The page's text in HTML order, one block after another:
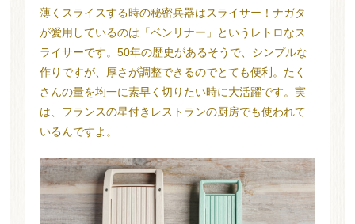
薄くスライスする時の秘密兵器はスライサー！ナガタ
が愛用しているのは「ベンリナー」というレトロなス
ライサーです。50年の歴史があるそうで、シンプルな
作りですが、厚さが調整できるのでとても便利。たく
さんの量を均一に素早く切りたい時に大活躍です。実
は、フランスの星付きレストランの厨房でも使われて
いるんですよ。